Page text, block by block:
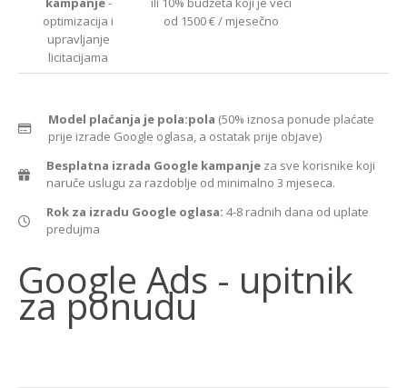
optimizacija i
upravljanje
licitacijama
od 1500 € / mjesečno
Model plaćanja je pola:pola (50% iznosa ponude plaćate
prije izrade Google oglasa, a ostatak prije objave)
Besplatna izrada Google kampanje za sve korisnike koji
naruče uslugu za razdoblje od minimalno 3 mjeseca.
Rok za izradu Google oglasa: 4-8 radnih dana od uplate
predujma
Google
Ads
-
upitnik
Google Ads - upitnik
za ponudu